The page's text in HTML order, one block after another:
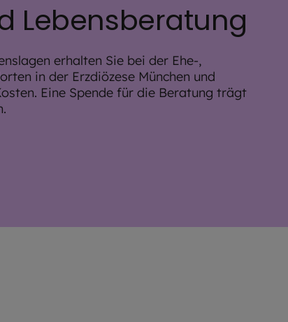
Lebensberatung
erhalten Sie bei der Ehe-,
in der Erzdiözese München und
Eine Spende für die Beratung trägt